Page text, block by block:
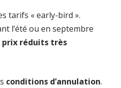
tarifs « early-bird ».
l’été ou en septembre
prix réduits très
conditions d’annulation.